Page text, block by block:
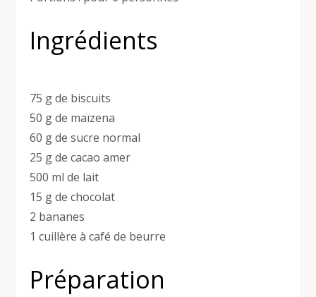
Ingrédients
75 g de biscuits
50 g de maïzena
60 g de sucre normal
25 g de cacao amer
500 ml de lait
15 g de chocolat
2 bananes
1 cuillère à café de beurre
Préparation